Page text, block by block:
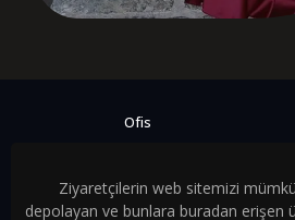
Ofis
Akaretler, Beşiktaş, İstanbul
Ziyaretçilerin web sitemizi
depolayan ve bunlara buradan erişen